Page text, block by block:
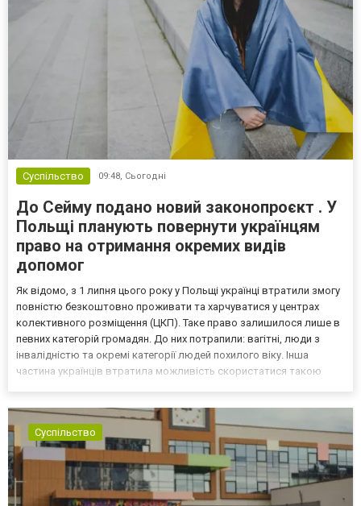
Суспільство 09:48, Сьогодні
До Сейму подано новий законопроєкт . У
Польщі планують повернути українцям
право на отримання окремих видів
допомог
Як відомо, з 1 липня цього року у Польщі українці втратили змогу
повністю безкоштовно проживати та харчуватися у центрах
колективного розміщення (ЦКП). Таке право залишилося лише в
певних категорій громадян. До них потрапили: вагітні, люди з
інвалідністю та окремі категорії людей похилого віку. Інша
частина українців втратила можливість скористатися такою
Суспільство